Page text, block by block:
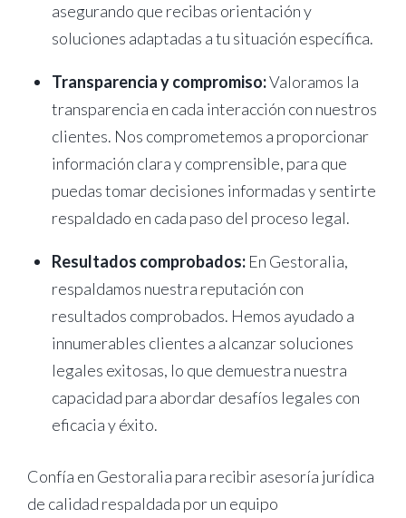
asegurando que recibas orientación y
soluciones adaptadas a tu situación específica.
Transparencia y compromiso:Valoramos la
transparencia en cada interacción con nuestros
clientes. Nos comprometemos a proporcionar
información clara y comprensible, para que
puedas tomar decisiones informadas y sentirte
respaldado en cada paso del proceso legal.
Resultados comprobados: En Gestoralia,
respaldamos nuestra reputación con
resultados comprobados. Hemos ayudado a
innumerables clientes a alcanzar soluciones
legales exitosas, lo que demuestra nuestra
capacidad para abordar desafíos legales con
eficacia y éxito.
Confía en Gestoralia para recibir asesoría jurídica
de calidad respaldada por un equipo